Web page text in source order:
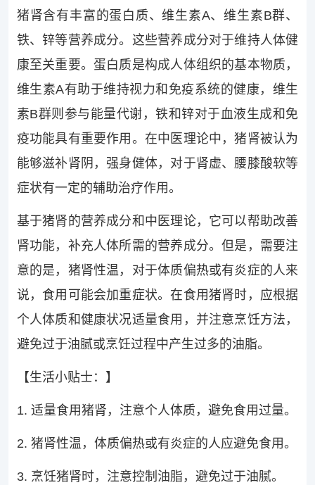
猪肾含有丰富的蛋白质、维生素A、维生素B群、
铁、锌等营养成分。这些营养成分对于维持人体健
康至关重要。蛋白质是构成人体组织的基本物质，
维生素A有助于维持视力和免疫系统的健康，维生
素B群则参与能量代谢，铁和锌对于血液生成和免
疫功能具有重要作用。在中医理论中，猪肾被认为
能够滋补肾阴，强身健体，对于肾虚、腰膝酸软等
症状有一定的辅助治疗作用。
基于猪肾的营养成分和中医理论，它可以帮助改善
肾功能，补充人体所需的营养成分。但是，需要注
意的是，猪肾性温，对于体质偏热或有炎症的人来
说，食用可能会加重症状。在食用猪肾时，应根据
个人体质和健康状况适量食用，并注意烹饪方法，
避免过于油腻或烹饪过程中产生过多的油脂。
【生活小贴士：】
1. 适量食用猪肾，注意个人体质，避免食用过量。
2. 猪肾性温，体质偏热或有炎症的人应避免食用。
3. 烹饪猪肾时，注意控制油脂，避免过于油腻。